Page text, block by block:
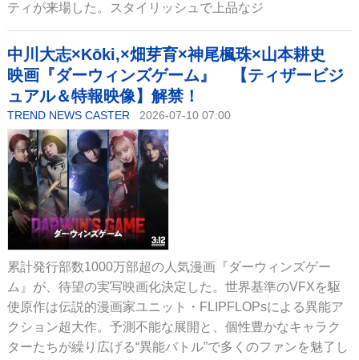
ティが来場した。スタイリッシュで上品なジ
中川大志×Kōki,×畑芽育×神尾楓珠×山本耕史
映画『ダーウィンズゲーム』 【ティザービジ
ュアル＆特報映像】解禁！
TREND NEWS CASTER 2026-07-10 07:00
累計発行部数1000万部超の人気漫画『ダーウィンズゲー
ム』が、待望の実写映画化決定した。世界基準のVFXを駆
使原作は伝説的漫画家ユニット・FLIPFLOPsによる異能ア
クション超大作。予測不能な展開と、個性豊かなキャラク
ターたちが繰り広げる“異能バトル”で多くのファンを魅了し